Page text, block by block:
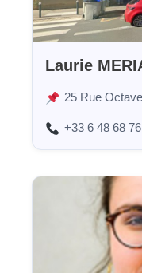
Laurie
25 Rue
+33 6 48 68